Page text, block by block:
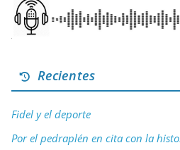
Recientes
Fidel y el deporte
Por el pedraplén en cita con la